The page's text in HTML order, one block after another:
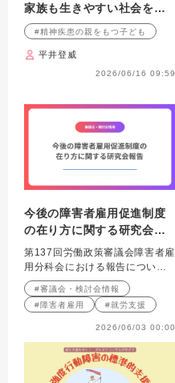
家族も生きやすい社会をつ
くるために 第32回：普通
に見える子
#精神疾患の親をもつ子ども
平井登威
2026/06/16 09:59
今後の障害者雇用促進制度
の在り方に関する研究会報
告
第137回労働政策審議会障害者雇
用分科会における報告について
紹介します。
#審議会・検討会情報
#障害者雇用
#就労支援
2026/06/03 00:00